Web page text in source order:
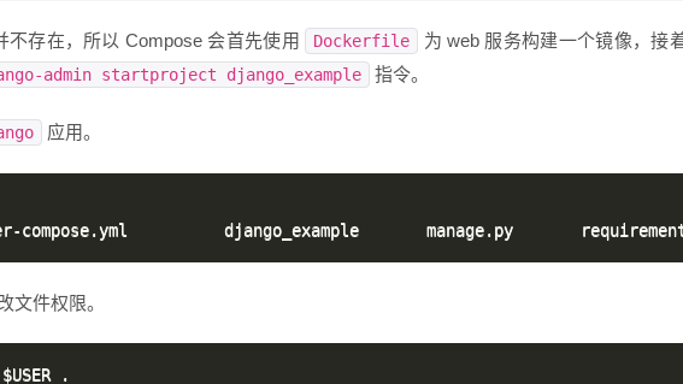
不存在，所以 Compose 会首先使用 Dockerfile
为 web 服务构建一个镜像，接
admin startproject django_example 指令。
应用。
文件权限。